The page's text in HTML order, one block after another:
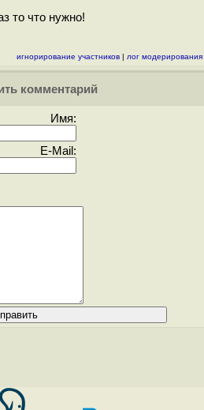
то что нужно!
игнорирование участников | лог модерирования
комментарий
Имя:
E-Mail: